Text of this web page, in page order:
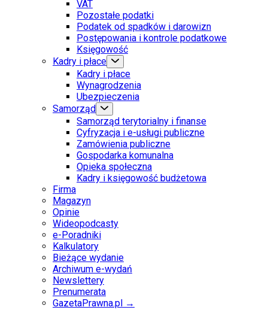
VAT
Pozostałe podatki
Podatek od spadków i darowizn
Postępowania i kontrole podatkowe
Księgowość
Kadry i płace
Kadry i płace
Wynagrodzenia
Ubezpieczenia
Samorząd
Samorząd terytorialny i finanse
Cyfryzacja i e-usługi publiczne
Zamówienia publiczne
Gospodarka komunalna
Opieka społeczna
Kadry i księgowość budżetowa
Firma
Magazyn
Opinie
Wideopodcasty
e-Poradniki
Kalkulatory
Bieżące wydanie
Archiwum e-wydań
Newslettery
Prenumerata
GazetaPrawna.pl →